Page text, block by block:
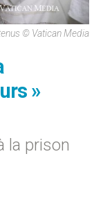
© Vatican Media
»
la prison